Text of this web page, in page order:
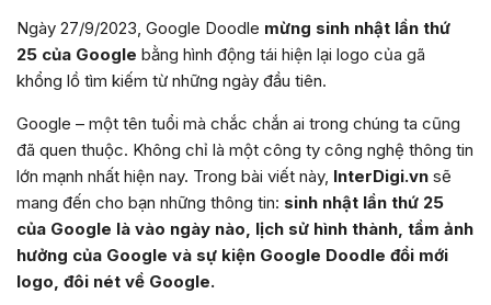
Ngày 27/9/2023, Google Doodle mừng sinh nhật lần thứ
25 của Google bằng hình động tái hiện lại logo của gã
khổng lồ tìm kiếm từ những ngày đầu tiên.
Google – một tên tuổi mà chắc chắn ai trong chúng ta cũng
đã quen thuộc. Không chỉ là một công ty công nghệ thông tin
lớn mạnh nhất hiện nay. Trong bài viết này, InterDigi.vn sẽ
mang đến cho bạn những thông tin: sinh nhật lần thứ 25
của Google là vào ngày nào, lịch sử hình thành, tầm ảnh
hưởng của Google và sự kiện Google Doodle đổi mới
logo, đôi nét về Google.